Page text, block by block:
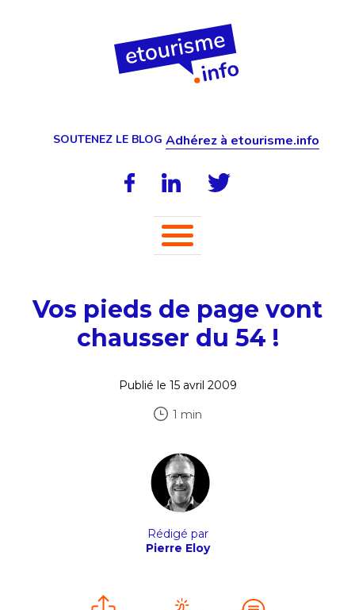
SOUTENEZ LE BLOG Adhérez à etourisme.info
Vos pieds de page vont
chausser du 54 !
Publié le 15 avril 2009
1 min
Rédigé par
Pierre Eloy